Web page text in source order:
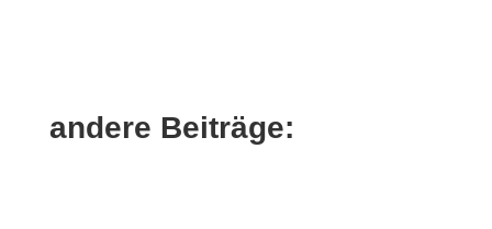
andere Beiträge: